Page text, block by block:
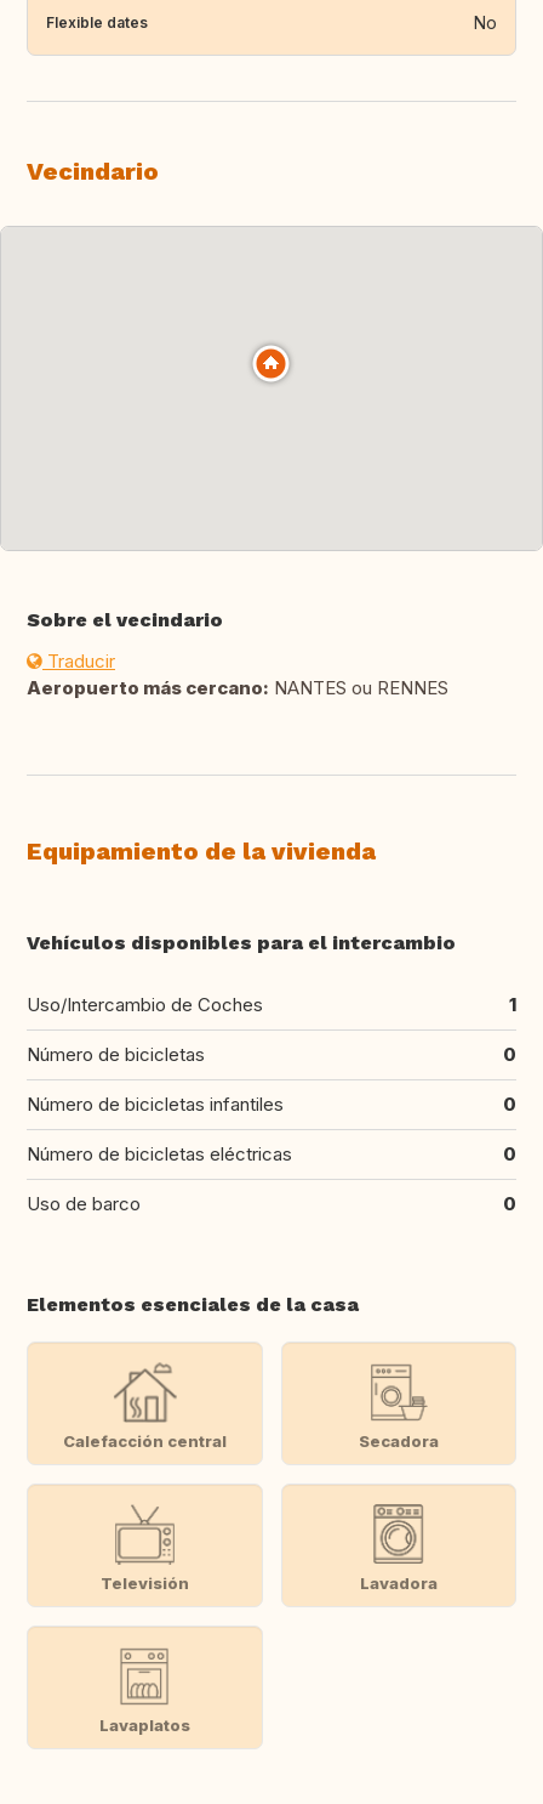
Flexible dates No
Vecindario
Sobre el vecindario
Traducir
Aeropuerto más cercano: NANTES ou RENNES
Equipamiento de la vivienda
Vehículos disponibles para el intercambio
Uso/Intercambio de Coches 1
Número de bicicletas 0
Número de bicicletas infantiles 0
Número de bicicletas eléctricas 0
Uso de barco 0
Elementos esenciales de la casa
Calefacción central Secadora
Televisión Lavadora
Lavaplatos